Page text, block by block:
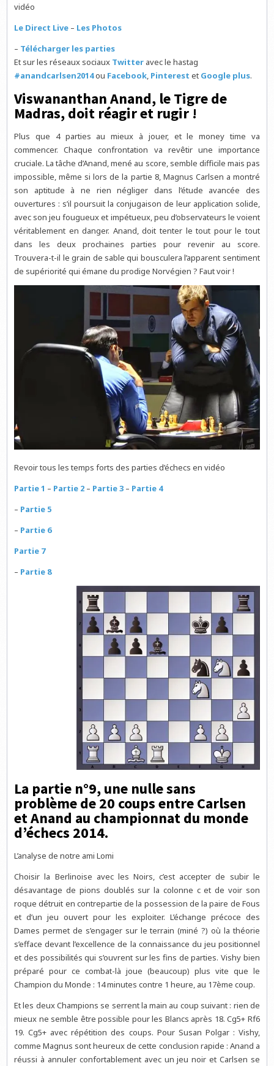
vidéo
Le Direct Live – Les Photos
– Télécharger les parties
Et sur les réseaux sociaux Twitter avec le hastag
#anandcarlsen2014ou Facebook, Pinterest et Google plus.
Viswananthan Anand, le Tigre de
Madras, doit réagir et rugir !
Plus que 4 parties au mieux à jouer, et le money time va
commencer. Chaque confrontation va revêtir une importance
cruciale. La tâche d’Anand, mené au score, semble difficile mais pas
impossible, même si lors de la partie 8, Magnus Carlsen a montré
son aptitude à ne rien négliger dans l’étude avancée des
ouvertures : s’il poursuit la conjugaison de leur application solide,
avec son jeu fougueux et impétueux, peu d’observateurs le voient
véritablement en danger. Anand, doit tenter le tout pour le tout
dans les deux prochaines parties pour revenir au score.
Trouvera-t-il le grain de sable qui bousculera l’apparent sentiment
de supériorité qui émane du prodige Norvégien ? Faut voir !
Revoir tous les temps forts des parties d’échecs en vidéo
Partie 1 – Partie 2 – Partie 3 – Partie 4
– Partie 5
– Partie 6
Partie 7
– Partie 8
La partie n°9, une nulle sans
problème de 20 coups entre Carlsen
et Anand au championnat du monde
d’échecs 2014.
L’analyse de notre ami Lomi
Choisir la Berlinoise avec les Noirs, c’est accepter de subir le
désavantage de pions doublés sur la colonne c et de voir son
roque détruit en contrepartie de la possession de la paire de Fous
et d’un jeu ouvert pour les exploiter. L’échange précoce des
Dames permet de s’engager sur le terrain (miné ?) où la théorie
s’efface devant l’excellence de la connaissance du jeu positionnel
et des possibilités qui s’ouvrent sur les fins de parties. Vishy bien
préparé pour ce combat-là joue (beaucoup) plus vite que le
Champion du Monde : 14 minutes contre 1 heure, au 17ème coup.
Et les deux Champions se serrent la main au coup suivant : rien de
mieux ne semble être possible pour les Blancs après 18. Cg5+ Rf6
19. Cg5+ avec répétition des coups. Pour Susan Polgar : Vishy,
comme Magnus sont heureux de cette conclusion rapide : Anand a
réussi à annuler confortablement avec un jeu noir et Carlsen se